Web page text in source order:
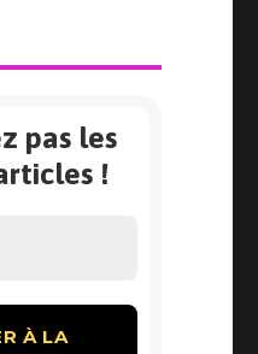
pas les
!